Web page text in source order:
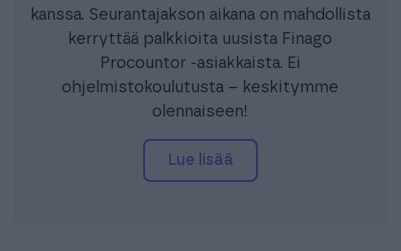
kanssa. Seurantajakson aikana on mahdollista
kerryttää palkkioita uusista Finago
Procountor -asiakkaista. Ei
ohjelmistokoulutusta – keskitymme
olennaiseen!
lue lisää